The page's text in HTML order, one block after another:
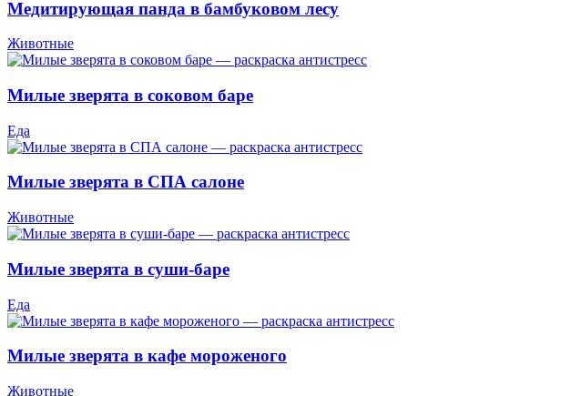
Медитирующая панда в бамбуковом лесу
Животные
Милые зверята в соковом баре
Еда
Милые зверята в СПА салоне
Животные
Милые зверята в суши-баре
Еда
Милые зверята в кафе мороженого
Животные